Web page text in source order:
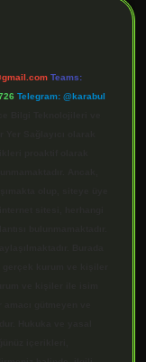
Teams:
Telegram: @karabul